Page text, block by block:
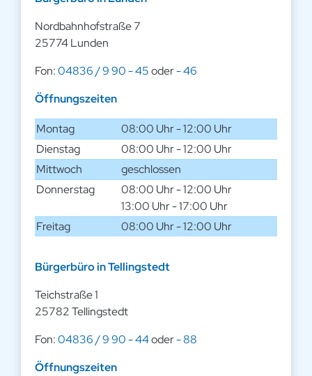
Nordbahnhofstraße 7
25774 Lunden
Fon:04836 / 9 90 - 45oder- 46
Öffnungszeiten
Montag
08:00 Uhr - 12:00 Uhr
Dienstag
08:00 Uhr - 12:00 Uhr
Mittwoch
geschlossen
Donnerstag
08:00 Uhr - 12:00 Uhr
13:00 Uhr - 17:00 Uhr
Freitag
08:00 Uhr - 12:00 Uhr
Bürgerbüro in Tellingstedt
Teichstraße 1
25782 Tellingstedt
Fon:04836 / 9 90 - 44oder- 88
Öffnungszeiten